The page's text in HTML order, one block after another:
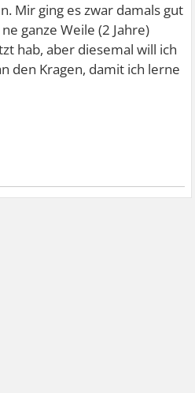
Mir ging es zwar damals gut
ganze Weile (2 Jahre)
hab, aber diesemal will ich
den Kragen, damit ich lerne